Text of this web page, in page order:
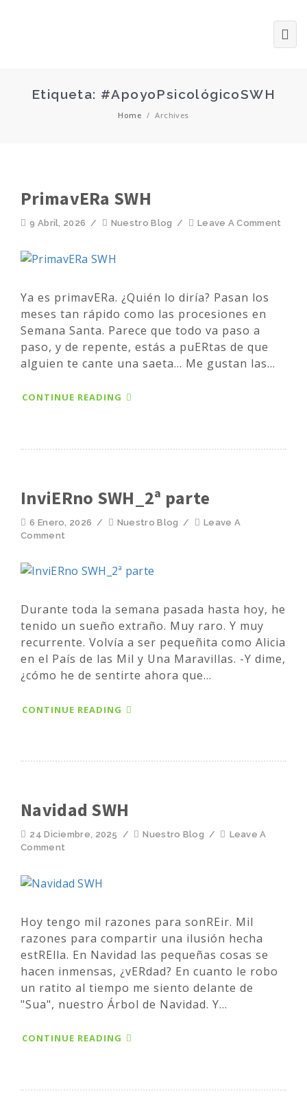
Etiqueta: #ApoyoPsicológicoSWH
Home / Archives
PrimavERa SWH
9 Abril, 2026 / Nuestro Blog / Leave A Comment
Ya es primavERa. ¿Quién lo diría? Pasan los
meses tan rápido como las procesiones en
Semana Santa. Parece que todo va paso a
paso, y de repente, estás a puERtas de que
alguien te cante una saeta... Me gustan las...
CONTINUE READING
InviERno SWH_2ª parte
6 Enero, 2026 / Nuestro Blog /
Leave A
Comment
Durante toda la semana pasada hasta hoy, he
tenido un sueño extraño. Muy raro. Y muy
recurrente. Volvía a ser pequeñita como Alicia
en el País de las Mil y Una Maravillas. -Y dime,
¿cómo he de sentirte ahora que...
CONTINUE READING
Navidad SWH
24 Diciembre, 2025 / Nuestro Blog /
Leave A
Comment
Hoy tengo mil razones para sonREir. Mil
razones para compartir una ilusión hecha
estRElla. En Navidad las pequeñas cosas se
hacen inmensas, ¿vERdad? En cuanto le robo
un ratito al tiempo me siento delante de
"Sua", nuestro Árbol de Navidad. Y...
CONTINUE READING